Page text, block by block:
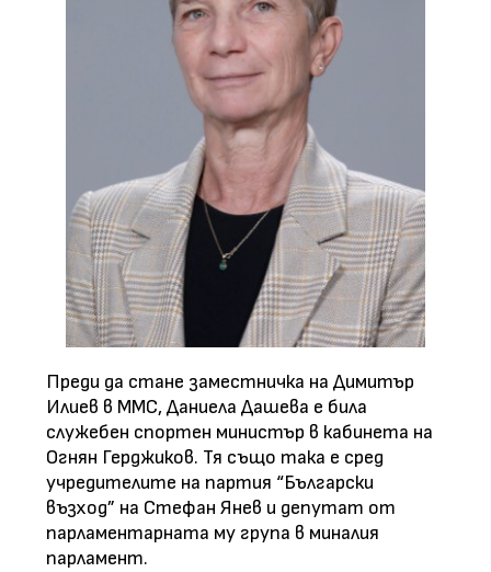
Преди да стане заместничка на Димитър
Илиев в ММС, Даниела Дашева е била
служебен спортен министър в кабинета на
Огнян Герджиков. Тя също така е сред
учредителите на партия “Български
възход” на Стефан Янев и депутат от
парламентарната му група в миналия
парламент.